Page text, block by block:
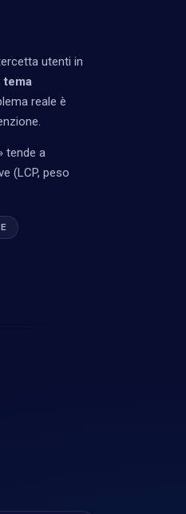
utenti in
tema
reale è
tende a
(LCP, peso